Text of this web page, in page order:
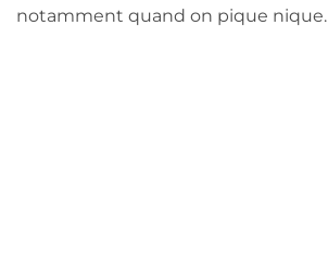
notamment quand on pique nique.